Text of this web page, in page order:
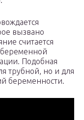
вызвано
считается
беременной
Подобная
трубной, но и для
беременности.